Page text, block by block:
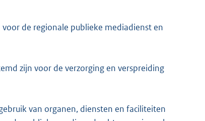
de regionale publieke mediadienst en
zijn voor de verzorging en verspreiding
van organen, diensten en faciliteiten